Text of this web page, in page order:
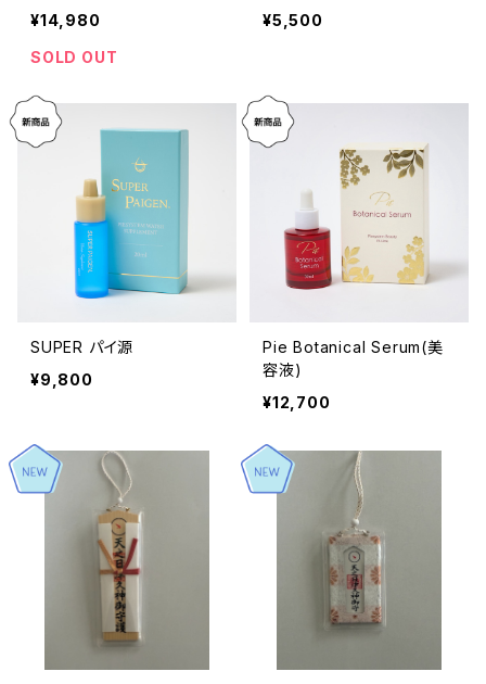
リメント「アースアートワン」
を販売します
¥14,980
SOLD OUT
¥5,500
SUPER パイ源
¥9,800
Pie Botanical Serum(美
容液)
¥12,700